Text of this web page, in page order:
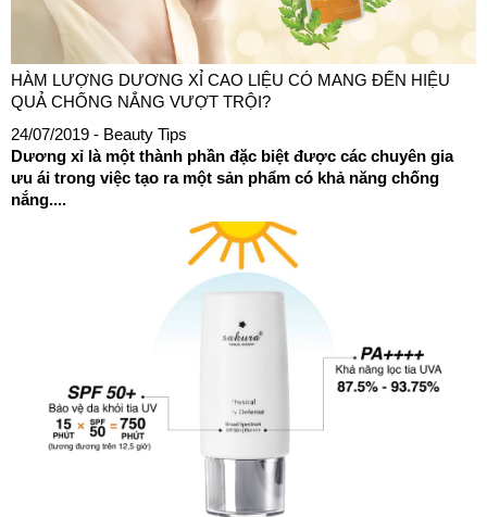
HÀM LƯỢNG DƯƠNG XỈ CAO LIỆU CÓ MANG ĐẾN HIỆU
QUẢ CHỐNG NẮNG VƯỢT TRỘI?
24/07/2019 - Beauty Tips
Dương xỉ là một thành phần đặc biệt được các chuyên gia
ưu ái trong việc tạo ra một sản phẩm có khả năng chống
nắng....